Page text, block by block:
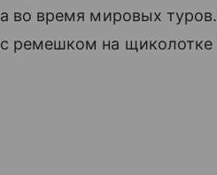
во время мировых туров.
ремешком на щиколотке